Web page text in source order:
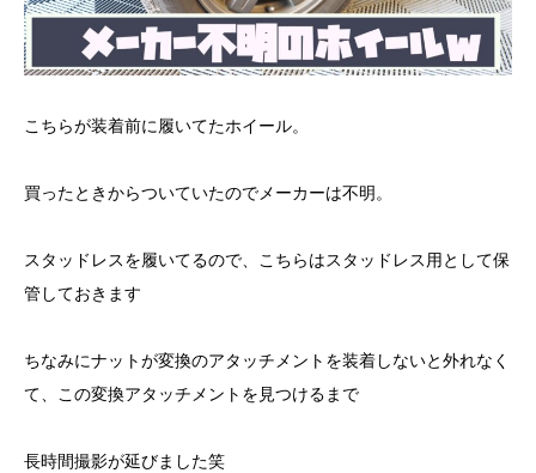
こちらが装着前に履いてたホイール。
買ったときからついていたのでメーカーは不明。
スタッドレスを履いてるので、こちらはスタッドレス用として保
管しておきます
ちなみにナットが変換のアタッチメントを装着しないと外れなく
て、この変換アタッチメントを見つけるまで
長時間撮影が延びました笑